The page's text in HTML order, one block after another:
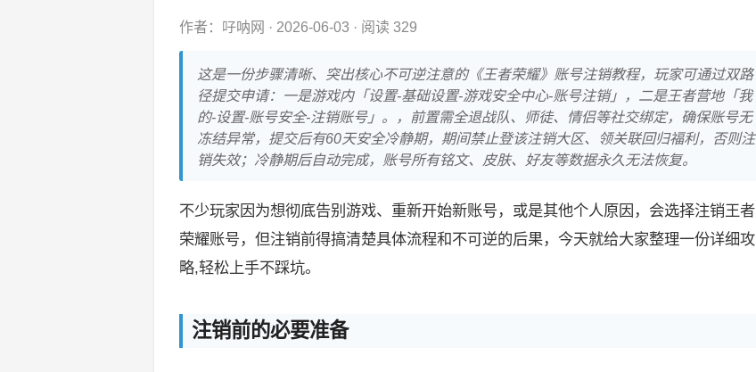
作者：吇呐网 · 2026-06-03 · 阅读 329
这是一份步骤清晰、突出核心不可逆注意的《王者荣耀》账号注销教程，玩家可通过双路
径提交申请：一是游戏内「设置-基础设置-游戏安全中心-账号注销」，二是王者营地「我
的-设置-账号安全-注销账号」。，前置需全退战队、师徒、情侣等社交绑定，确保账号无
冻结异常，提交后有60天安全冷静期，期间禁止登该注销大区、领关联回归福利，否则注
销失效；冷静期后自动完成，账号所有铭文、皮肤、好友等数据永久无法恢复。
不少玩家因为想彻底告别游戏、重新开始新账号，或是其他个人原因，会选择注销王者
荣耀账号，但注销前得搞清楚具体流程和不可逆的后果，今天就给大家整理一份详细攻
略,轻松上手不踩坑。
注销前的必要准备